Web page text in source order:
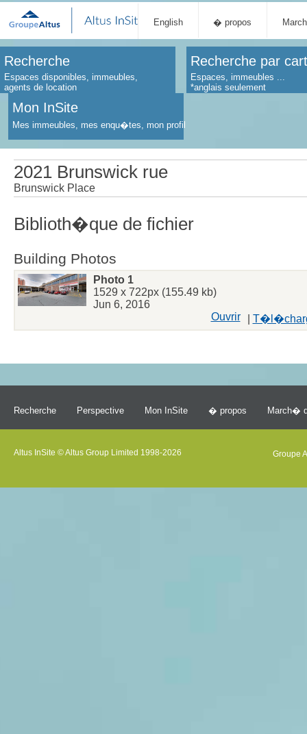
English � propos
Recherche
Espaces disponibles, immeubles,
agents de location
Recherche par
Espaces, immeubles ...
*anglais seulement
Mon InSite
Mes immeubles, mes enqu�tes, mon profil
2021 Brunswick rue
Brunswick Place
Biblioth�que de fichier
Building Photos
Photo 1
1529 x 722px (155.49 kb)
Jun 6, 2016
Ouvrir
Recherche Perspective Mon InSite � propos March�
Altus InSite © Altus Group Limited 1998-2026 Groupe